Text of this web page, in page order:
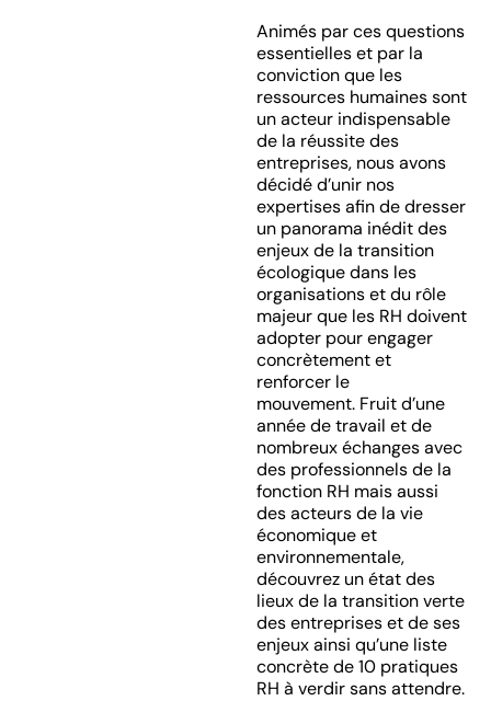
Animés par ces questions
essentielles et par la
conviction que les
ressources humaines sont
un acteur indispensable
de la réussite des
entreprises, nous avons
décidé d’unir nos
expertises afin de dresser
un panorama inédit des
enjeux de la transition
écologique dans les
organisations et du rôle
majeur que les RH doivent
adopter pour engager
concrètement et
renforcer le
mouvement. Fruit d’une
année de travail et de
nombreux échanges avec
des professionnels de la
fonction RH mais aussi
des acteurs de la vie
économique et
environnementale,
découvrez un état des
lieux de la transition verte
des entreprises et de ses
enjeux ainsi qu’une liste
concrète de 10 pratiques
RH à verdir sans attendre.